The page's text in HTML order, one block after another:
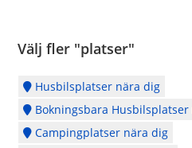
Välj fler "platser"
Husbilsplatser nära dig
Bokningsbara
Campingplatser nära dig